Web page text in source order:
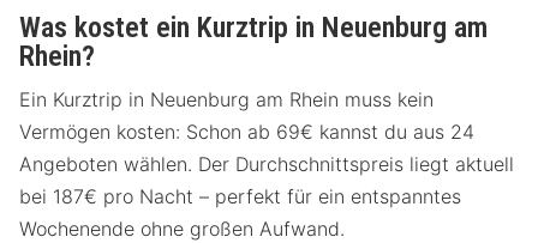
Was kostet ein Kurztrip in Neuenburg am
Rhein?
Ein Kurztrip in Neuenburg am Rhein muss kein
Vermögen kosten: Schon ab 69€ kannst du aus 24
Angeboten wählen. Der Durchschnittspreis liegt aktuell
bei 187€ pro Nacht – perfekt für ein entspanntes
Wochenende ohne großen Aufwand.